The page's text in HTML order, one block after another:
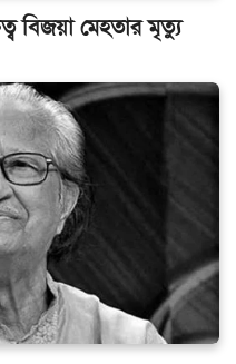
বিজয়া মেহতার মৃত্যু